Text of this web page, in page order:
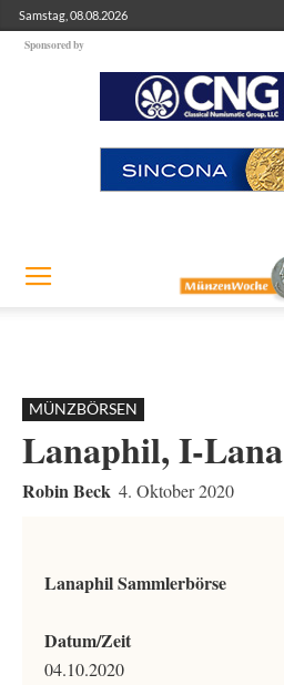
Samstag, 08.08.2026
Sponsored by
MÜNZBÖRSEN
Lanaphil, I-Lana
Robin Beck 4. Oktober 2020
Lanaphil Sammlerbörse
Datum/Zeit
04.10.2020